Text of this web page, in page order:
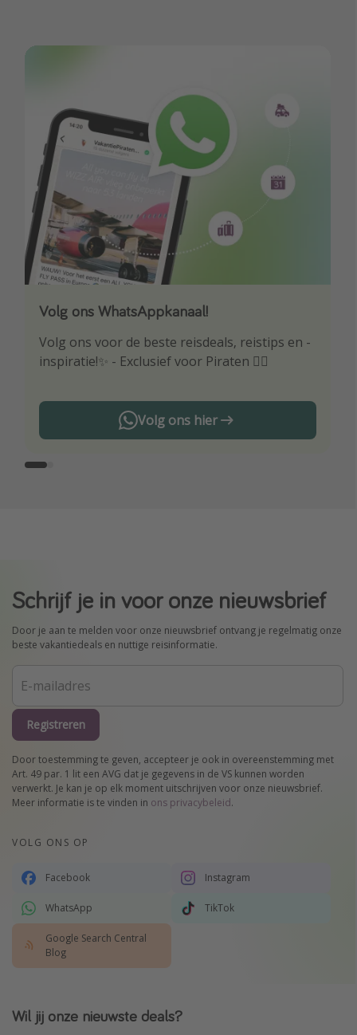
Volg ons WhatsAppkanaal!
Volg ons voor de beste reisdeals, reistips en -
inspiratie!✨ - Exclusief voor Piraten 🏴‍☠️
Volg ons hier
Download onze app
Wees als eerste op de hoogte van de beste
reisaanbiedingen
Schrijf je in voor onze nieuwsbrief
Door je aan te melden voor onze nieuwsbrief ontvang je regelmatig onze
beste vakantiedeals en nuttige reisinformatie.
Registreren
Door toestemming te geven, accepteer je ook in overeenstemming met
Art. 49 par. 1 lit een AVG dat je gegevens in de VS kunnen worden
verwerkt. Je kan je op elk moment uitschrijven voor onze nieuwsbrief.
Meer informatie is te vinden in ons privacybeleid.
VOLG ONS OP
Facebook Instagram
WhatsApp TikTok
Google Search Central
Blog
Wil jij onze nieuwste deals?